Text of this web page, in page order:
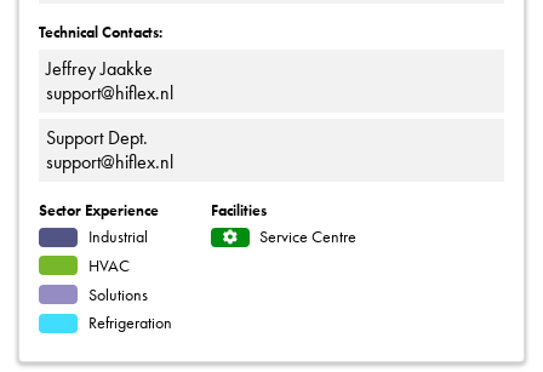
Technical Contacts:
Jeffrey Jaakke
support@hiflex.nl
Support Dept.
support@hiflex.nl
Sector Experience
Industrial
HVAC
Solutions
Refrigeration
Facilities
Service Centre